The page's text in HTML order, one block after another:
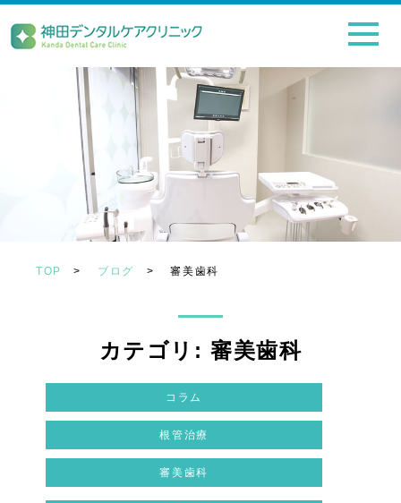
TOP > ブログ >審美歯科
カテゴリ: 審美歯科
コラム
根管治療
審美歯科